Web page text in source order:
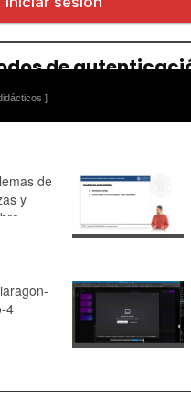
]
de
y
4